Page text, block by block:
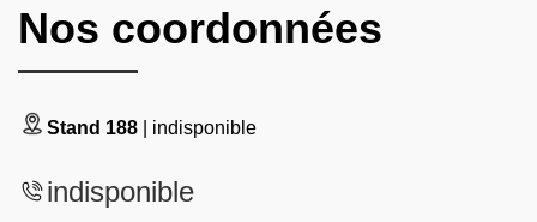
Nos coordonnées
Stand 188 | indisponible
indisponible